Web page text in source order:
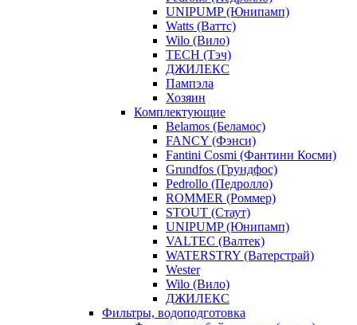
UNIPUMP (Юнипамп)
Watts (Ваттс)
Wilo (Вило)
TECH (Тэч)
ДЖИЛЕКС
Пампэла
Хозяин
Комплектующие
Belamos (Беламос)
FANCY (Фэнси)
Fantini Cosmi (Фантини Косми)
Grundfos (Грундфос)
Pedrollo (Педролло)
ROMMER (Роммер)
STOUT (Стаут)
UNIPUMP (Юнипамп)
VALTEC (Валтек)
WATERSTRY (Ватерстрай)
Wester
Wilo (Вило)
ДЖИЛЕКС
Фильтры, водоподготовка